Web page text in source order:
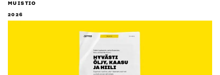
MUISTIO
2026